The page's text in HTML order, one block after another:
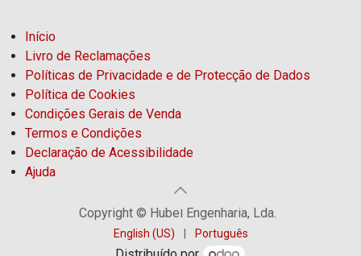
Início
Livro de Reclamações
Políticas de Privacidade e de Protecção de Dados
Política de Cookies
Condições Gerais de Venda
Termos e Condições
Declaração de Acessibilidade
Ajuda
Copyright © Hubel Engenharia, Lda.
English (US) Português